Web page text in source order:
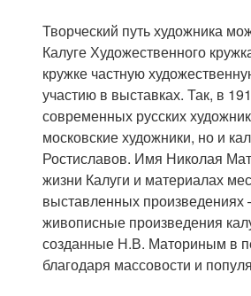
Творческий путь художника
Калуге Художественного
кружке частную
участию в выставках. Так, в
современных русских
московские художники, но и
Ростиславов. Имя Николая
жизни Калуги и материалах
выставленных произведениях
живописные произведения
созданные Н.В. Маториным в
благодаря массовости и